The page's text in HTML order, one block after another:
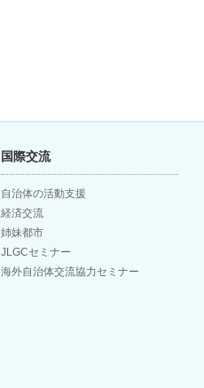
国際交流
自治体の活動支援
経済交流
姉妹都市
JLGCセミナー
海外自治体交流協力セミナー